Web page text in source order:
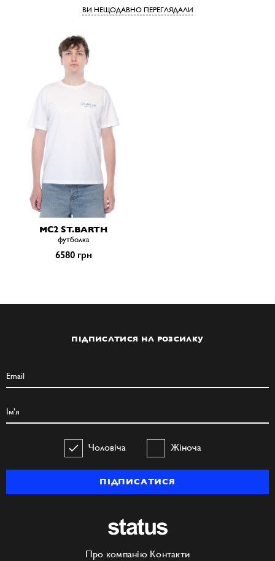
ВИ НЕЩОДАВНО ПЕРЕГЛЯДАЛИ
MC2 ST.BARTH
футболка
6580 грн
ПІДПИСАТИСЯ НА РОЗСИЛКУ
Чоловіча Жіноча
ПІДПИСАТИСЯ
Про компанію Контакти